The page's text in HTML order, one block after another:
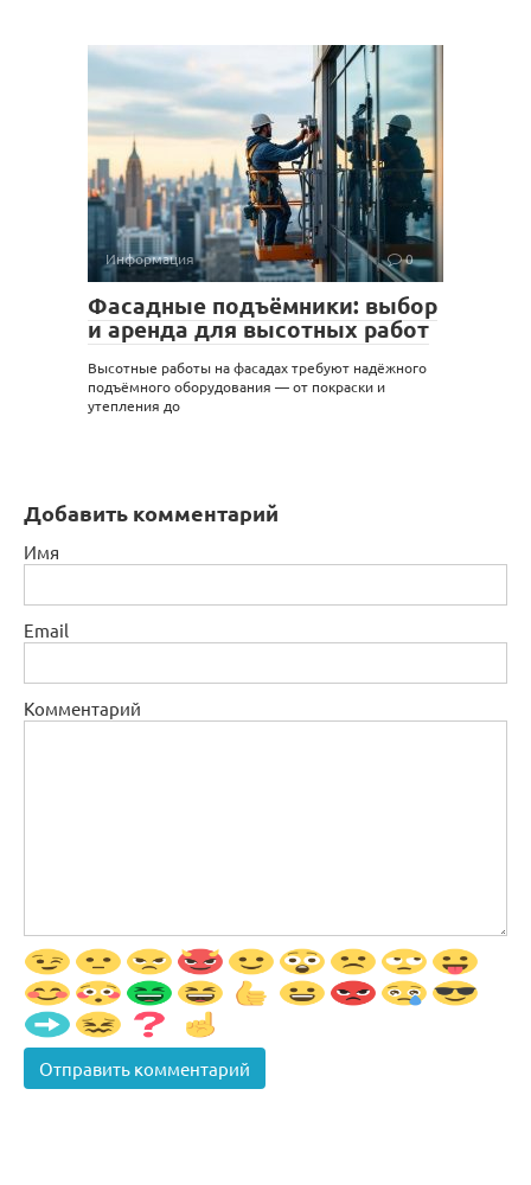
Информация 0
Фасадные подъёмники: выбор
и аренда для высотных работ
Высотные работы на фасадах требуют надёжного
подъёмного оборудования — от покраски и
утепления до
Добавить комментарий
Имя
Email
Комментарий